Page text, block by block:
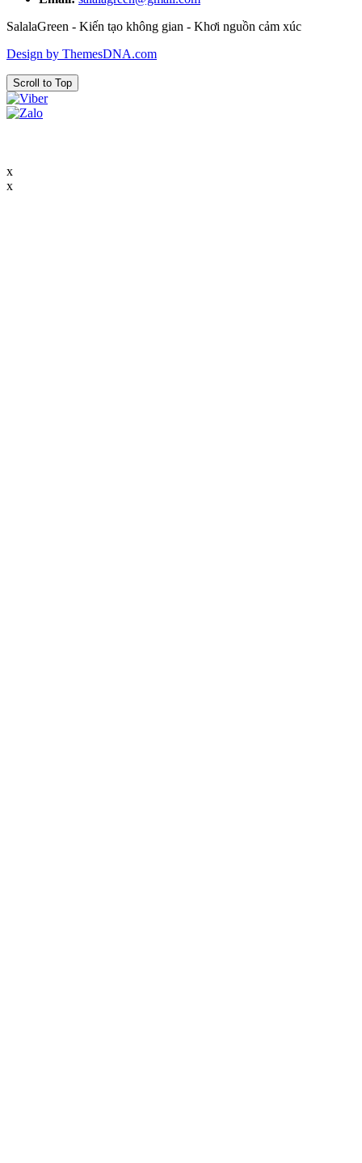
SalalaGreen - Kiến tạo không gian - Khơi nguồn cảm xúc
Design by ThemesDNA.com
Scroll to Top
x
x